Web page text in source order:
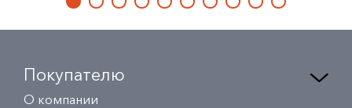
Покупателю
О компании